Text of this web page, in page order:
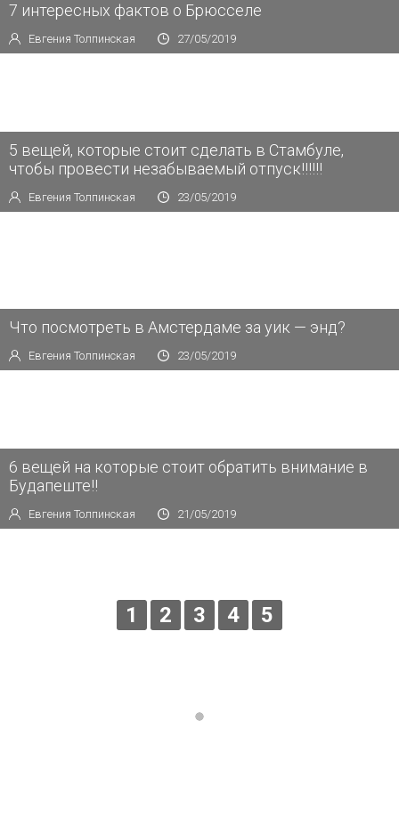
7 интересных фактов о Брюсселе
Евгения Толпинская 27/05/2019
5 вещей, которые стоит сделать в Стамбуле,
чтобы провести незабываемый отпуск‼️‼️‼️
Евгения Толпинская 23/05/2019
Что посмотреть в Амстердаме за уик — энд?
Евгения Толпинская 23/05/2019
6 вещей на которые стоит обратить внимание в
Будапеште‼️
Евгения Толпинская 21/05/2019
1 2 3 4 5